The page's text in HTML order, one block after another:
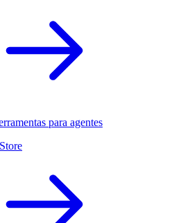
para agentes